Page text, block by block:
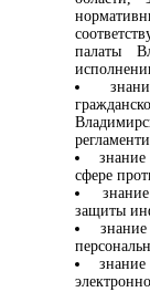
палаты
знание
сфере
защиты